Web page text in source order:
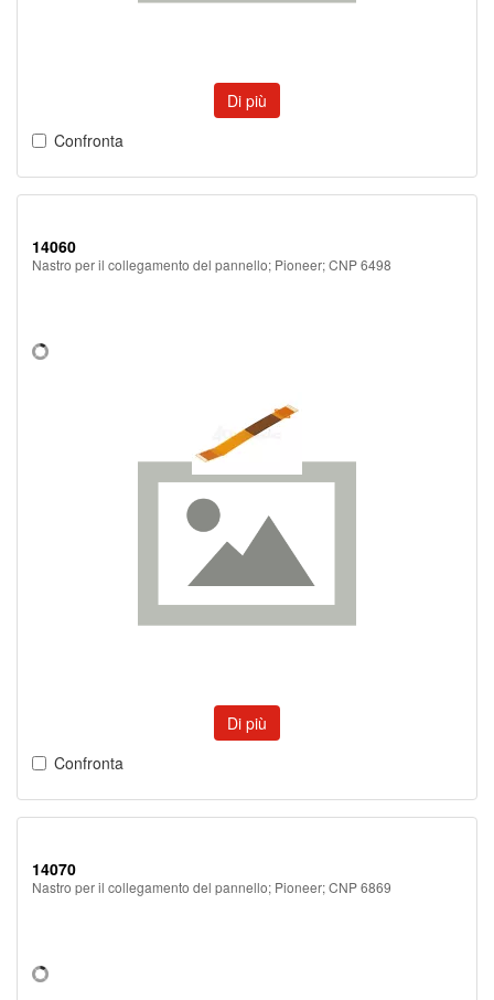
Di più
Confronta
14060
Nastro per il collegamento del pannello; Pioneer; CNP 6498
Di più
Confronta
14070
Nastro per il collegamento del pannello; Pioneer; CNP 6869